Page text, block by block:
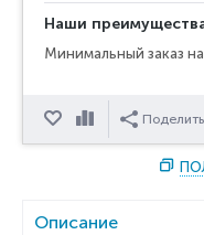
Наши
Минимальный заказ
ОтложитьСравнить
Описание